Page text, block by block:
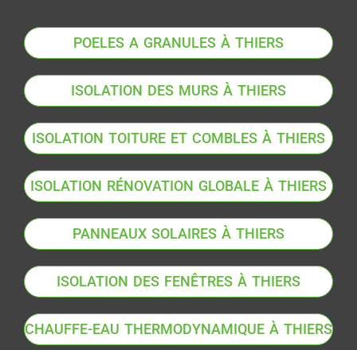
POELES A GRANULES À THIERS
ISOLATION DES MURS À THIERS
ISOLATION TOITURE ET COMBLES À THIERS
ISOLATION RÉNOVATION GLOBALE À THIERS
PANNEAUX SOLAIRES À THIERS
ISOLATION DES FENÊTRES À THIERS
CHAUFFE-EAU THERMODYNAMIQUE À THIERS